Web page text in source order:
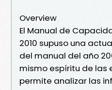
Overview
El Manual de
2010 supuso una
del manual del año
mismo espíritu de las
permite analizar las